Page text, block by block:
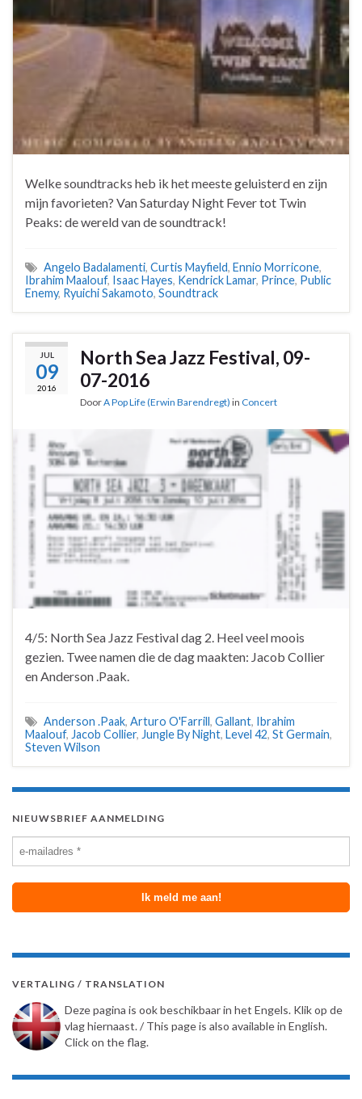
Welke soundtracks heb ik het meeste geluisterd en zijn
mijn favorieten? Van Saturday Night Fever tot Twin
Peaks: de wereld van de soundtrack!
Angelo Badalamenti, Curtis Mayfield, Ennio Morricone,
Ibrahim Maalouf, Isaac Hayes, Kendrick Lamar, Prince, Public
Enemy, Ryuichi Sakamoto, Soundtrack
JUL
09
2016
North Sea Jazz Festival, 09-
07-2016
DoorA Pop Life (Erwin Barendregt) in Concert
4/5: North Sea Jazz Festival dag 2. Heel veel moois
gezien. Twee namen die de dag maakten: Jacob Collier
en Anderson .Paak.
Anderson .Paak, Arturo O'Farrill, Gallant, Ibrahim
Maalouf, Jacob Collier, Jungle By Night, Level 42, St Germain,
Steven Wilson
NIEUWSBRIEF AANMELDING
VERTALING / TRANSLATION
Deze pagina is ook beschikbaar in het Engels. Klik op de
vlag hiernaast. / This page is also available in English.
Click on the flag.